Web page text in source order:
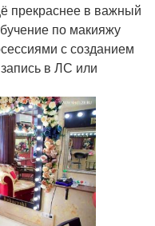
прекраснее в важный
по макияжу
с созданием
в ЛС или